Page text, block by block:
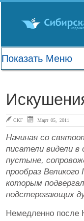
СКГ Март 05, 2011
Начиная со
писатели видели в
пустыне,
прообраз
которым
подстерегающих
Немедленно после